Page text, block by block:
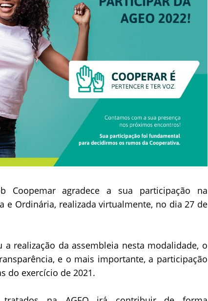
Coopemar agradece a sua participação na
e Ordinária, realizada virtualmente, no dia 27 de
realização da assembleia nesta modalidade, o
e o mais importante, a participação
do exercício de 2021.